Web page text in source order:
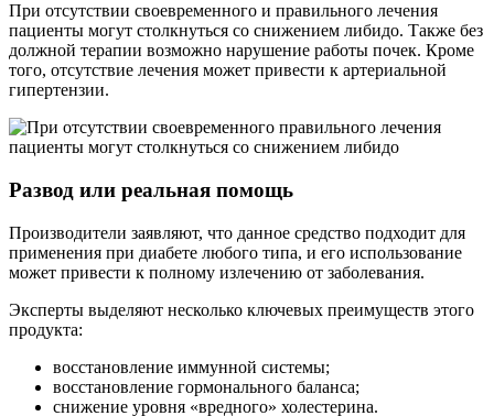
При отсутствии своевременного и правильного лечения
пациенты могут столкнуться со снижением либидо. Также без
должной терапии возможно нарушение работы почек. Кроме
того, отсутствие лечения может привести к артериальной
гипертензии.
Развод или реальная помощь
Производители заявляют, что данное средство подходит для
применения при диабете любого типа, и его использование
может привести к полному излечению от заболевания.
Эксперты выделяют несколько ключевых преимуществ этого
продукта:
восстановление иммунной системы;
восстановление гормонального баланса;
снижение уровня «вредного» холестерина.